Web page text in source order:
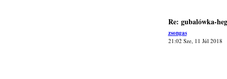
Re: gubalówka-
zsongas
21:02 Sze, 11 Júl 2018